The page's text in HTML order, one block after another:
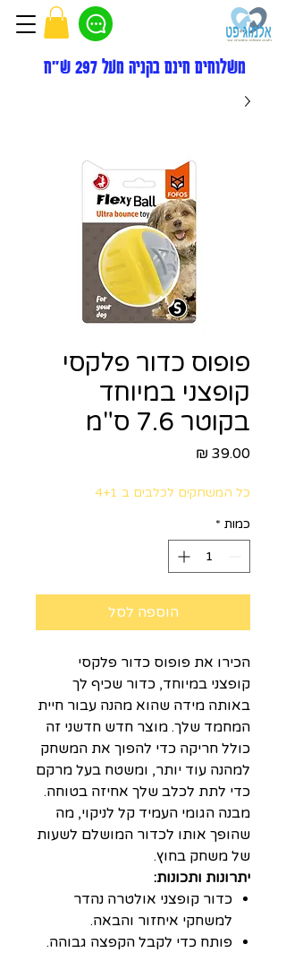
משלוחים חינם בקניה מעל 297 ש"ח
פופוס כדור פלקסי
קופצני במיוחד
בקוטר 7.6 ס"מ
כל המשחקים לכלבים ב 4+1
כמות *
הוספה לסל
הכירו את פופוס כדור פלקסי
קופצני במיוחד, כדור שכיף לך
באותה מידה שהוא מהנה עבור חיית
המחמד שלך. מוצר חדש חדשני זה
כולל חריקה כדי להפוך את המשחק
למהנה עוד יותר, ומשטח בעל מרקם
כדי לתת לכלב שלך אחיזה בטוחה.
מבנה הגומי העמיד קל לניקוי, מה
שהופך אותו לכדור המושלם לשעות
של משחק בחוץ.
יתרונות ותכונות:
כדור קופצני אולטרה נהדר
למשחקי איחזור והבאה.
פותח כדי לקבל הקפצה גבוהה.